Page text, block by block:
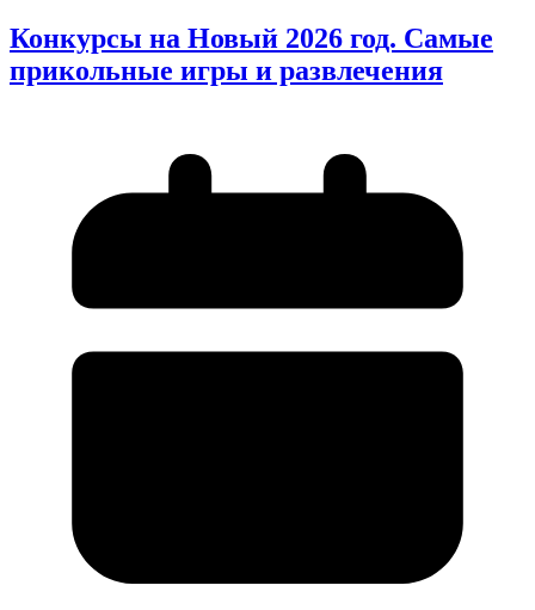
Конкурсы на Новый 2026 год. Самые
прикольные игры и развлечения